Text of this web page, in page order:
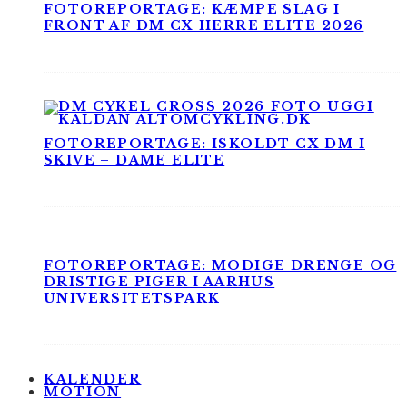
FOTOREPORTAGE: KÆMPE SLAG I
FRONT AF DM CX HERRE ELITE 2026
FOTOREPORTAGE: ISKOLDT CX DM I
SKIVE – DAME ELITE
FOTOREPORTAGE: MODIGE DRENGE OG
DRISTIGE PIGER I AARHUS
UNIVERSITETSPARK
KALENDER
MOTION